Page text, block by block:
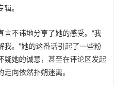
。
不讳地分享了她的感受。“我
。”她的这番话引起了一些粉
疑她的诚意，甚至在评论区发起
向依然扑朔迷离。